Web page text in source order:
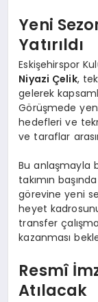
Yeni
Yatırıldı
Eskişehirspor
Niyazi Çelik,
gelerek
Görüşmede
hedefleri ve
ve taraflar
Bu anlaşmayla
takımın
görevine yeni
heyet
transfer
kazanması
Resmî
Atılacak